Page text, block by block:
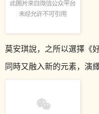
莫安琪說，之所以選擇《
同時又融入新的元素，演